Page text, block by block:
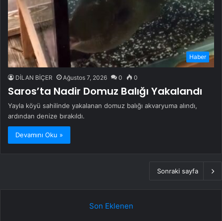
Haber
DİLAN BİÇER Ağustos 7, 2026 0 0
Saros’ta Nadir Domuz Balığı Yakalandı
Yayla köyü sahilinde yakalanan domuz balığı akvaryuma alındı,
ardından denize bırakıldı.
Devamını Oku »
Sonraki sayfa
Son Eklenen